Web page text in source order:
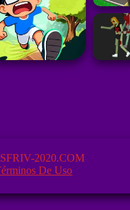
2020.COM
De Uso